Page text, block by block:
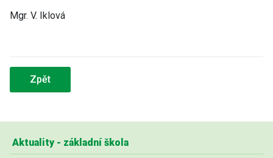
Aktuality - základní škola
Mgr. V. Iklová
Zpět